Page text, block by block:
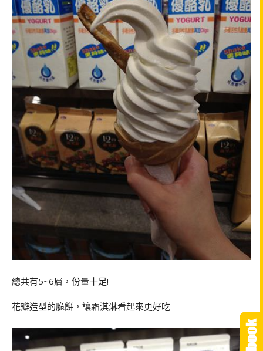
總共有5~6層，份量十足!
花瓣造型的脆餅，讓霜淇淋看起來更好吃